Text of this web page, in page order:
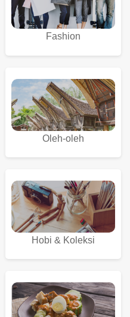
Fashion
Oleh-oleh
Hobi & Koleksi